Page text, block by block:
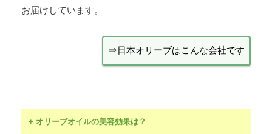
お届けしています。
⇒日本オリーブはこんな会社です
+ オリーブオイルの美容効果は？